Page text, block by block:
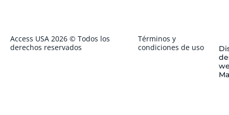
Access USA 2026 © Todos los
derechos reservados
Términos y
condiciones de uso